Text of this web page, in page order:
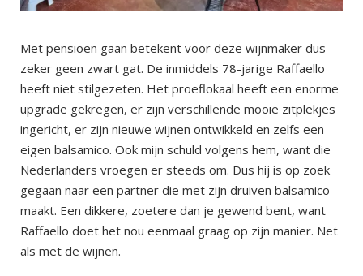
Met pensioen gaan betekent voor deze wijnmaker dus
zeker geen zwart gat. De inmiddels 78-jarige Raffaello
heeft niet stilgezeten. Het proeflokaal heeft een enorme
upgrade gekregen, er zijn verschillende mooie zitplekjes
ingericht, er zijn nieuwe wijnen ontwikkeld en zelfs een
eigen balsamico. Ook mijn schuld volgens hem, want die
Nederlanders vroegen er steeds om. Dus hij is op zoek
gegaan naar een partner die met zijn druiven balsamico
maakt. Een dikkere, zoetere dan je gewend bent, want
Raffaello doet het nou eenmaal graag op zijn manier. Net
als met de wijnen.